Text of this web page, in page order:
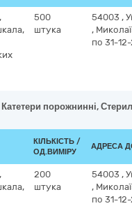
500
штука
54003 ,
,
по 31-
Катетери порожнинні,
КІЛЬКІСТЬ /
ОД.ВИМІРУ
АДРЕСА
200
штука
54003 ,
,
по 31-